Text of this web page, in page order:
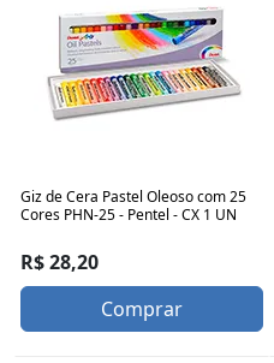
Giz de Cera Pastel Oleoso com 25
Cores PHN-25 - Pentel - CX 1 UN
R$ 28,20
Comprar